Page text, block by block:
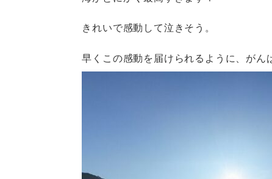
きれいで感動して泣きそう。
早くこの感動を届けられるように、がん